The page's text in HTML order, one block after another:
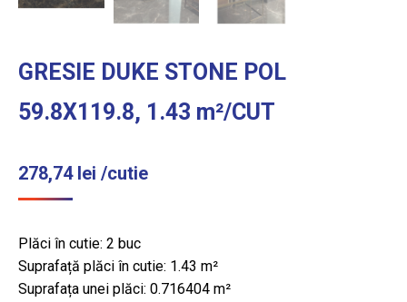
GRESIE DUKE STONE POL
59.8X119.8, 1.43 m²/CUT
278,74 lei /cutie
Plăci în cutie: 2 buc
Suprafață plăci în cutie: 1.43 m²
Suprafața unei plăci: 0.716404 m²